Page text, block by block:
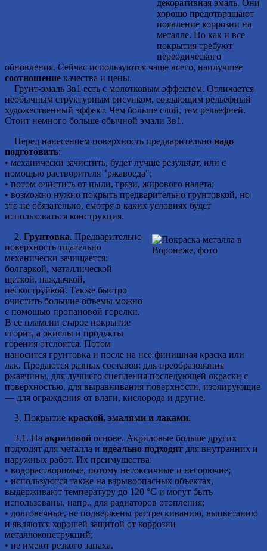
декоративная эмаль. Они
хорошо предотвращают
появление коррозии на
металле. Но как и все
покрытия требуют
переодического
обновления. Сейчас используются чаще всего, наилучшее
соотношение качества и цены.
Грунт-эмаль 3в1 есть с молотковым эффектом. Отличается
необычным структурным рисунком, создающим рельефный
художественный эффект. Чем больше слой, тем рельефней.
Стоит немного больше обычной эмали 3в1.
Перед нанесением поверхность предварительно надо
подготовить:
• механически зачистить, будет лучше результат, или с
помощью растворителя "ржавоеда";
• потом очистить от пыли, грязи, жирового налета;
• возможно нужно покрыть предварительно грунтовкой, но
это не обязательно, смотря в каких условиях будет
использоваться конструкция.
2. Грунтовка. Предварительно
поверхность тщательно
механически зачищается:
болгаркой, металлической
щеткой, наждачкой,
пескоструйкой. Также быстро
очистить большие объемы можно
с помощью пропановой горелки.
В ее пламени старое покрытие
сгорит, а окислы и продукты
горения отслоятся. Потом
наносится грунтовка и после на нее финишная краска или
лак. Продаются разных составов: для преобразования
ржавчины, для лучшего сцепления последующей окраски с
поверхностью, для выравнивания поверхности, изолирующие
— для ограждения от влаги, кислорода и другие.
3. Покрытие краской, эмалями и лаками.
3.1. На акриловой основе. Акриловые больше других
подходят для металла и идеально подходят для внутренних и
наружных работ. Их преимущества:
• водорастворимые, потому нетоксичные и негорючие;
• используются также на взрывоопасных объектах,
выдерживают температуру до 120 °С и могут быть
использованы, напр., для радиаторов отопления;
• долговечные, не подвержены растрескиванию, выцветанию
и являются хорошей защитой от коррозии
металлоконструкций;
• не имеют резкого запаха.